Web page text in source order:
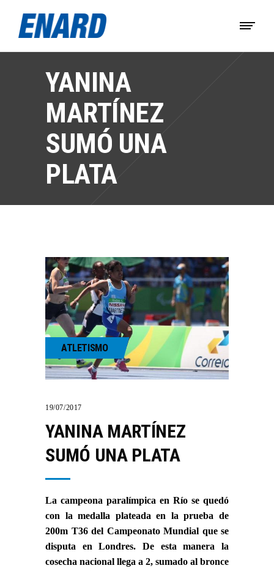
YANINA
MARTÍNEZ
SUMÓ UNA
PLATA
ATLETISMO
19/07/2017
YANINA MARTÍNEZ
SUMÓ UNA PLATA
La campeona paralímpica en Río se quedó
con la medalla plateada en la prueba de
200m T36 del Campeonato Mundial que se
disputa en Londres. De esta manera la
cosecha nacional llega a 2, sumado al bronce